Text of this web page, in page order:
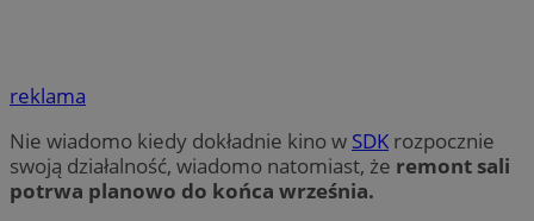
reklama
Nie wiadomo kiedy dokładnie kino w SDK rozpocznie
swoją działalność, wiadomo natomiast, że remont sali
potrwa planowo do końca września.